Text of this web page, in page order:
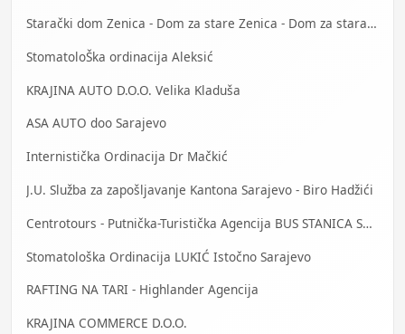
Starački dom Zenica - Dom za stare Zenica - Dom za stara lica Zenica
StomatoloŠka ordinacija Aleksić
KRAJINA AUTO D.O.O. Velika Kladuša
ASA AUTO doo Sarajevo
Internistička Ordinacija Dr Mačkić
J.U. Služba za zapošljavanje Kantona Sarajevo - Biro Hadžići
Centrotours - Putnička-Turistička Agencija BUS STANICA Sarajevo
Stomatološka Ordinacija LUKIĆ Istočno Sarajevo
RAFTING NA TARI - Highlander Agencija
KRAJINA COMMERCE D.O.O.